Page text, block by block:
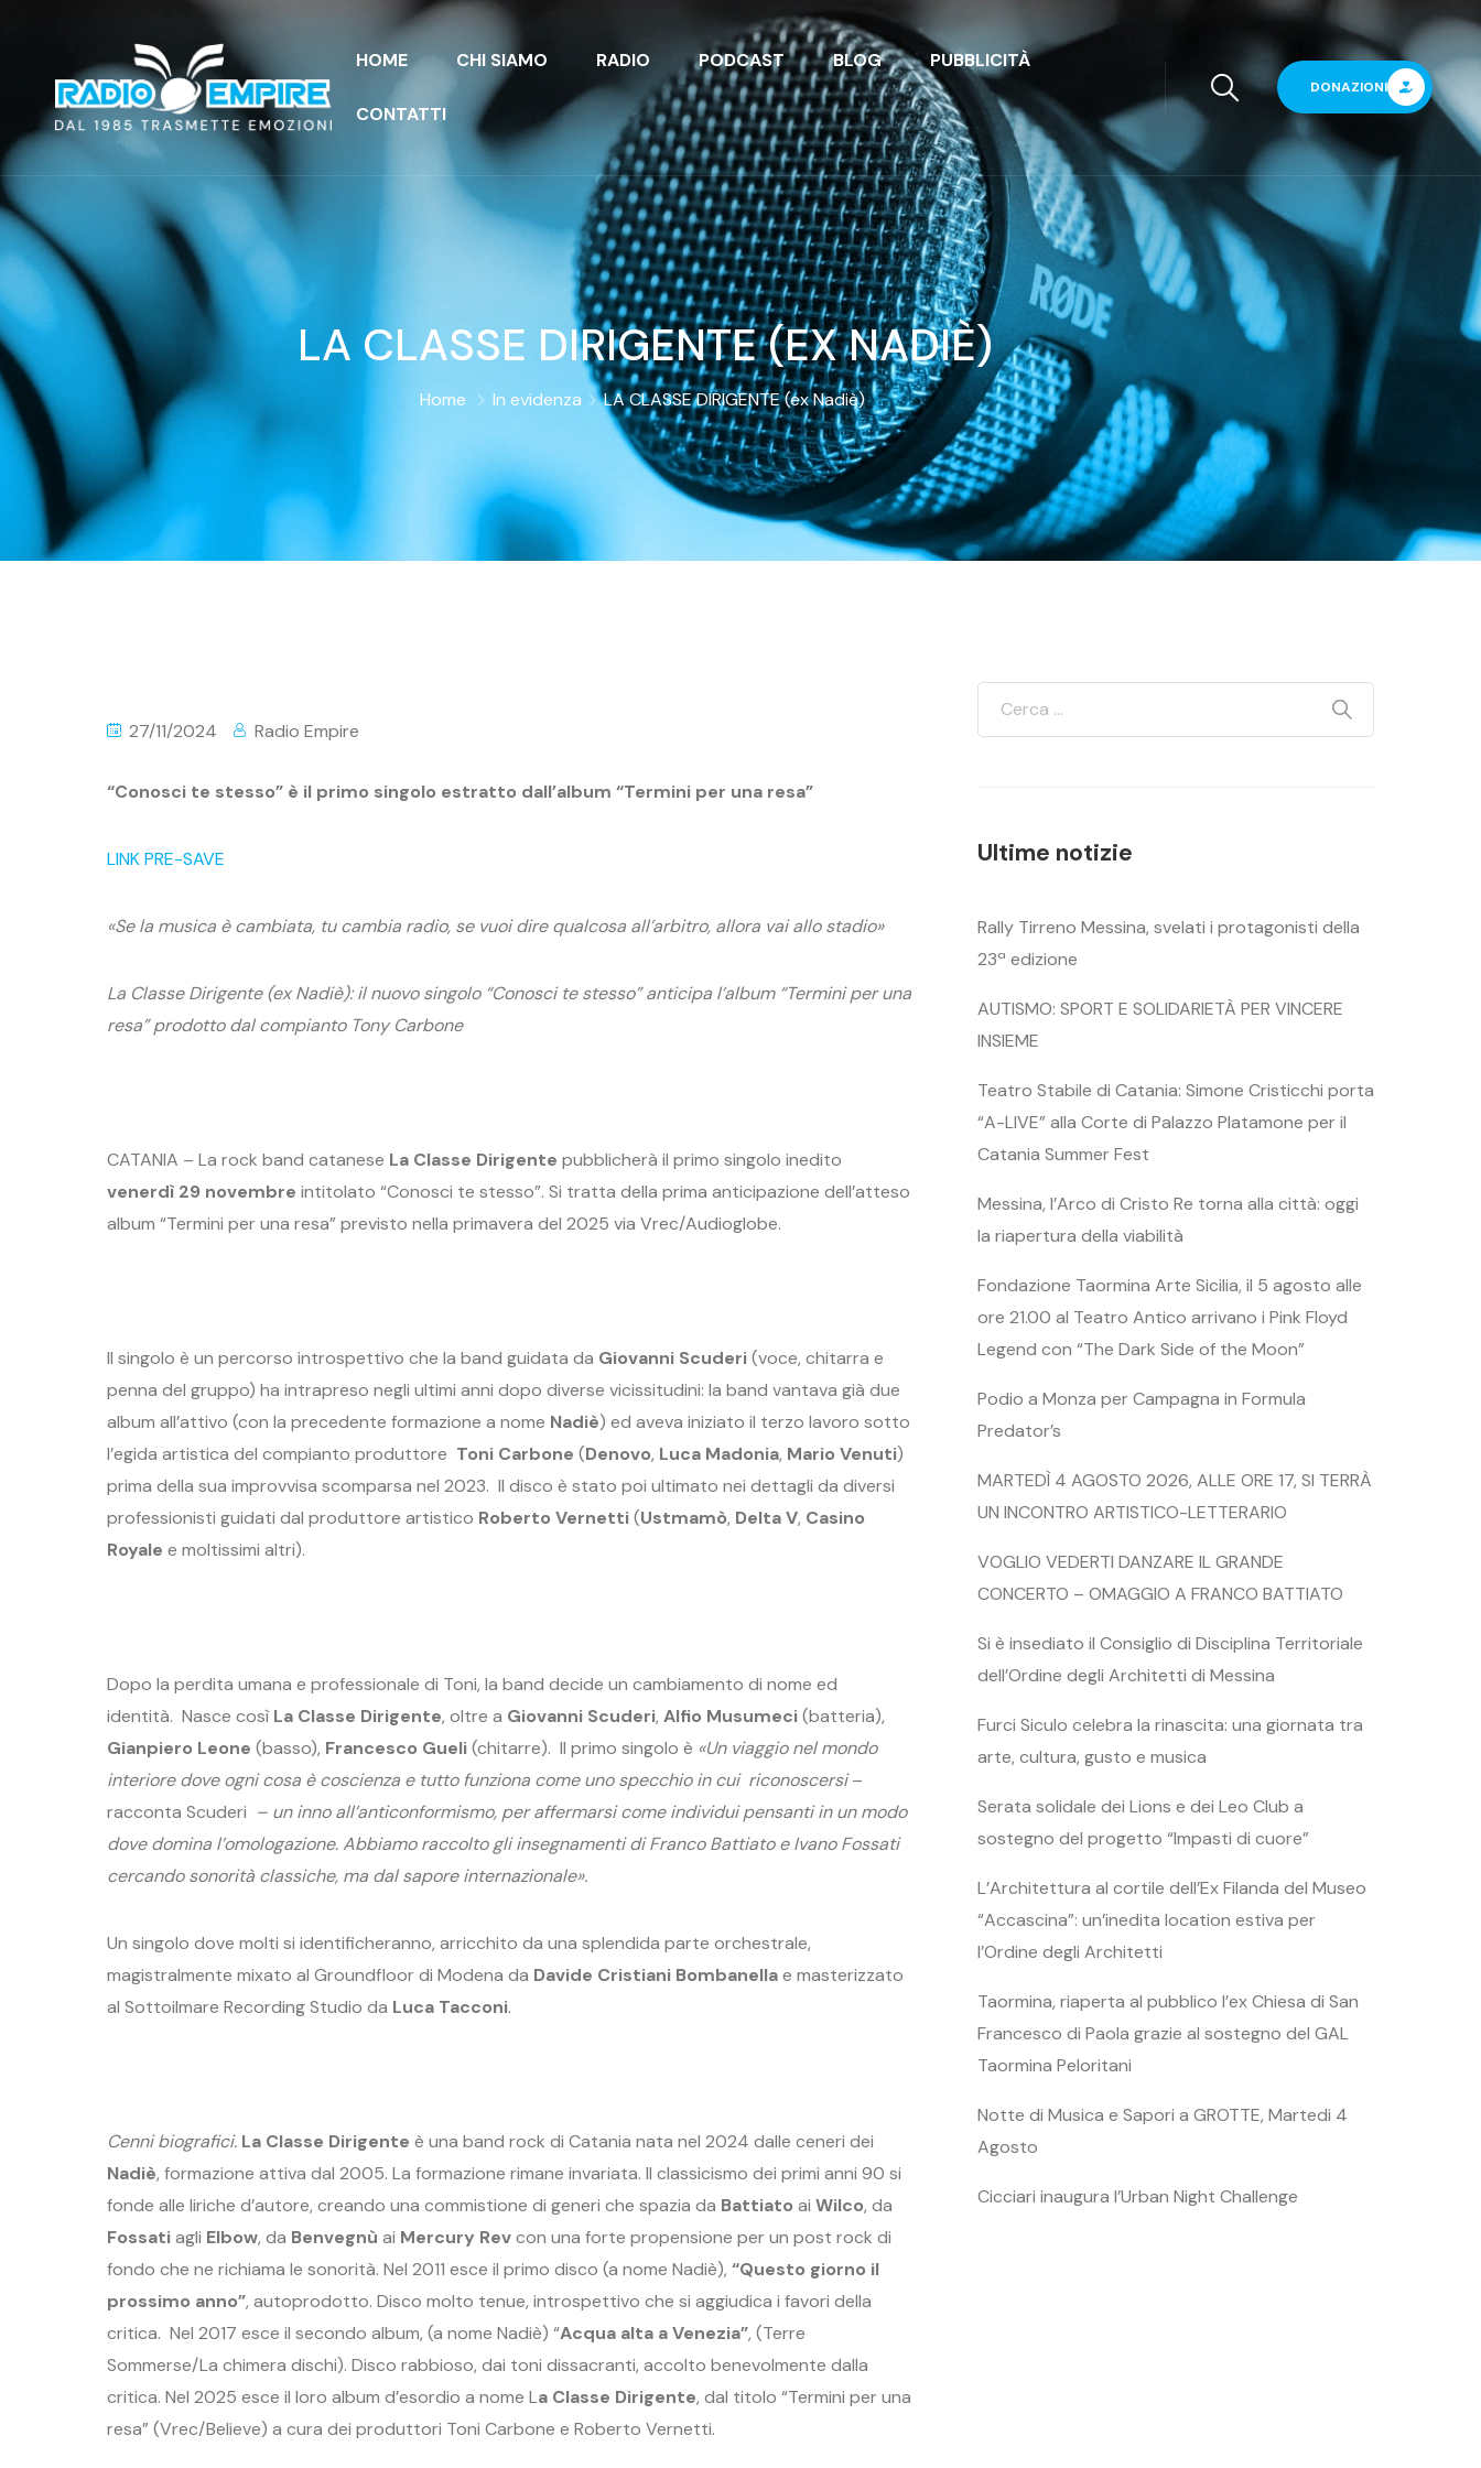
HOME CHI SIAMO RADIO PODCAST BLOG PUBBLICITÀ
CONTATTI
DONAZIONI
LA CLASSE DIRIGENTE (EX NADIÈ)
Home In evidenza LA CLASSE DIRIGENTE (ex Nadiè)
27/11/2024 Radio Empire
“Conosci te stesso” è il primo singolo estratto dall’album “Termini per una resa”
LINK PRE-SAVE
«Se la musica è cambiata, tu cambia radio, se vuoi dire qualcosa all’arbitro, allora vai allo stadio»
La Classe Dirigente (ex Nadiè): il nuovo singolo “Conosci te stesso” anticipa l’album “Termini per una
resa” prodotto dal compianto Tony Carbone
CATANIA – La rock band catanese La Classe Dirigente pubblicherà il primo singolo inedito
venerdì 29 novembre intitolato “Conosci te stesso”. Si tratta della prima anticipazione dell’atteso
album “Termini per una resa” previsto nella primavera del 2025 via Vrec/Audioglobe.
Il singolo è un percorso introspettivo che la band guidata da Giovanni Scuderi(voce, chitarra e
penna del gruppo) ha intrapreso negli ultimi anni dopo diverse vicissitudini: la band vantava già due
album all’attivo (con la precedente formazione a nome Nadiè) ed aveva iniziato il terzo lavoro sotto
l’egida artistica del compianto produttore Toni Carbone (Denovo, Luca Madonia, Mario Venuti)
prima della sua improvvisa scomparsa nel 2023. Il disco è stato poi ultimato nei dettagli da diversi
professionisti guidati dal produttore artistico Roberto Vernetti(Ustmamò, Delta V, Casino
Royale e moltissimi altri).
Dopo la perdita umana e professionale di Toni, la band decide un cambiamento di nome ed
identità. Nasce così La Classe Dirigente, oltre a Giovanni Scuderi, Alfio Musumeci(batteria),
Gianpiero Leone (basso), Francesco Gueli(chitarre). Il primo singolo è «Un viaggio nel mondo
interiore dove ogni cosa è coscienza e tutto funziona come uno specchio in cui riconoscersi–
racconta Scuderi – un inno all’anticonformismo, per affermarsi come individui pensanti in un modo
dove domina l’omologazione. Abbiamo raccolto gli insegnamenti di Franco Battiato e Ivano Fossati
cercando sonorità classiche, ma dal sapore internazionale».
Un singolo dove molti si identificheranno, arricchito da una splendida parte orchestrale,
magistralmente mixato al Groundfloor di Modena da Davide Cristiani Bombanellae masterizzato
al Sottoilmare Recording Studio da Luca Tacconi.
Cenni biografici. La Classe Dirigente è una band rock di Catania nata nel 2024 dalle ceneri dei
Nadiè, formazione attiva dal 2005. La formazione rimane invariata. Il classicismo dei primi anni 90 si
fonde alle liriche d’autore, creando una commistione di generi che spazia da Battiato ai Wilco, da
Fossatiagli Elbow, da Benvegnù ai Mercury Revcon una forte propensione per un post rock di
fondo che ne richiama le sonorità. Nel 2011 esce il primo disco (a nome Nadiè), “Questo giorno il
prossimo anno”, autoprodotto. Disco molto tenue, introspettivo che si aggiudica i favori della
critica. Nel 2017 esce il secondo album, (a nome Nadiè) “Acqua alta a Venezia”, (Terre
Sommerse/La chimera dischi). Disco rabbioso, dai toni dissacranti, accolto benevolmente dalla
critica. Nel 2025 esce il loro album d’esordio a nome La Classe Dirigente, dal titolo “Termini per una
resa” (Vrec/Believe) a cura dei produttori Toni Carbone e Roberto Vernetti.
Ultime notizie
Rally Tirreno Messina, svelati i protagonisti della
23ª edizione
AUTISMO: SPORT E SOLIDARIETÀ PER VINCERE
INSIEME
Teatro Stabile di Catania: Simone Cristicchi porta
“A-LIVE” alla Corte di Palazzo Platamone per il
Catania Summer Fest
Messina, l’Arco di Cristo Re torna alla città: oggi
la riapertura della viabilità
Fondazione Taormina Arte Sicilia, il 5 agosto alle
ore 21.00 al Teatro Antico arrivano i Pink Floyd
Legend con “The Dark Side of the Moon”
Podio a Monza per Campagna in Formula
Predator’s
MARTEDÌ 4 AGOSTO 2026, ALLE ORE 17, SI TERRÀ
UN INCONTRO ARTISTICO-LETTERARIO
VOGLIO VEDERTI DANZARE IL GRANDE
CONCERTO – OMAGGIO A FRANCO BATTIATO
Si è insediato il Consiglio di Disciplina Territoriale
dell’Ordine degli Architetti di Messina
Furci Siculo celebra la rinascita: una giornata tra
arte, cultura, gusto e musica
Serata solidale dei Lions e dei Leo Club a
sostegno del progetto “Impasti di cuore”
L’Architettura al cortile dell’Ex Filanda del Museo
“Accascina”: un’inedita location estiva per
l’Ordine degli Architetti
Taormina, riaperta al pubblico l’ex Chiesa di San
Francesco di Paola grazie al sostegno del GAL
Taormina Peloritani
Notte di Musica e Sapori a GROTTE, Martedi 4
Agosto
Cicciari inaugura l’Urban Night Challenge